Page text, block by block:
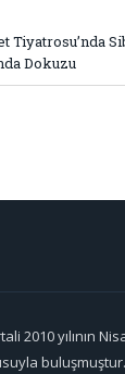
Tiyatrosu’nda
Dokuzu
2010 yılının
buluşmuştur.